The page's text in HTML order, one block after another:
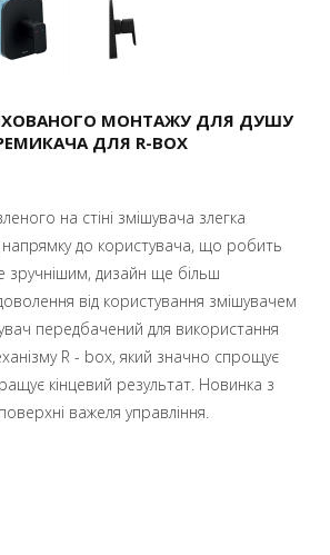
МОНТАЖУ ДЛЯ ДУШУ
ДЛЯ R-BOX
на стіні змішувача злегка
до користувача, що робить
зручнішим, дизайн ще більш
від користування змішувачем
передбачений для використання
R - box, який значно спрощує
кінцевий результат. Новинка з
важеля управління.